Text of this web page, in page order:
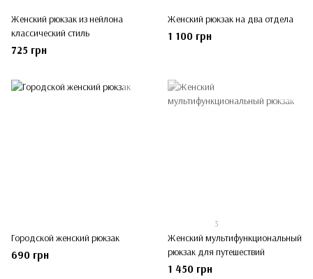
Женский рюкзак из нейлона
классический стиль
725 грн
Женский рюкзак на два отдела
1 100 грн
Городской женский рюкзак
690 грн
3
Женский мультифункциональный
рюкзак для путешествий
1 450 грн